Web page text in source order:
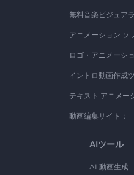
無料音楽ビジュア
アニメーション ソ
ロゴ・アニメーシ
イントロ動画作成
テキスト アニメー
動画編集サイト：
AIツール
AI 動画生成